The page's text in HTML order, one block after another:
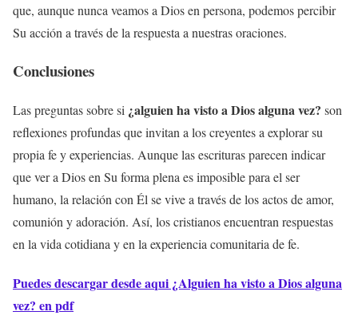
que, aunque nunca veamos a Dios en persona, podemos percibir
Su acción a través de la respuesta a nuestras oraciones.
Conclusiones
Las preguntas sobre si ¿alguien ha visto a Dios alguna vez? son
reflexiones profundas que invitan a los creyentes a explorar su
propia fe y experiencias. Aunque las escrituras parecen indicar
que ver a Dios en Su forma plena es imposible para el ser
humano, la relación con Él se vive a través de los actos de amor,
comunión y adoración. Así, los cristianos encuentran respuestas
en la vida cotidiana y en la experiencia comunitaria de fe.
Puedes descargar desde aqui ¿Alguien ha visto a Dios alguna
vez? en pdf